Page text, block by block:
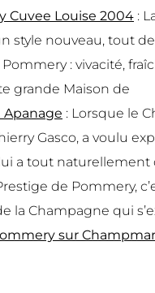
Cuvee Louise 2004 :
nouveau, tout
: vivacité,
grande Maison de
: Lorsque le
Gasco, a voulu
a tout naturellement
de Pommery,
la Champagne qui
sur